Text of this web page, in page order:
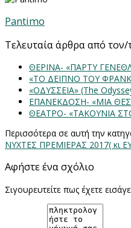
Pantimo
Τελευταία άρθρα από
ΘΕΡΙΝΑ- «ΠΑΡΤΥ
«ΤΟ ΔΕΙΠΝΟ ΤΟΥ
«ΟΔΥΣΣΕΙΑ» (The
ΕΠΑΝΕΚΔΟΣΗ- «ΜΙΑ
ΘΕΑΤΡΟ- «ΤΑΚΟΥΝΙΑ
Περισσότερα σε αυτή την
ΝΥΧΤΕΣ ΠΡΕΜΙΕΡΑΣ 2017( κι
Αφήστε ένα σχόλιο
Σιγουρευτείτε πως έχετε